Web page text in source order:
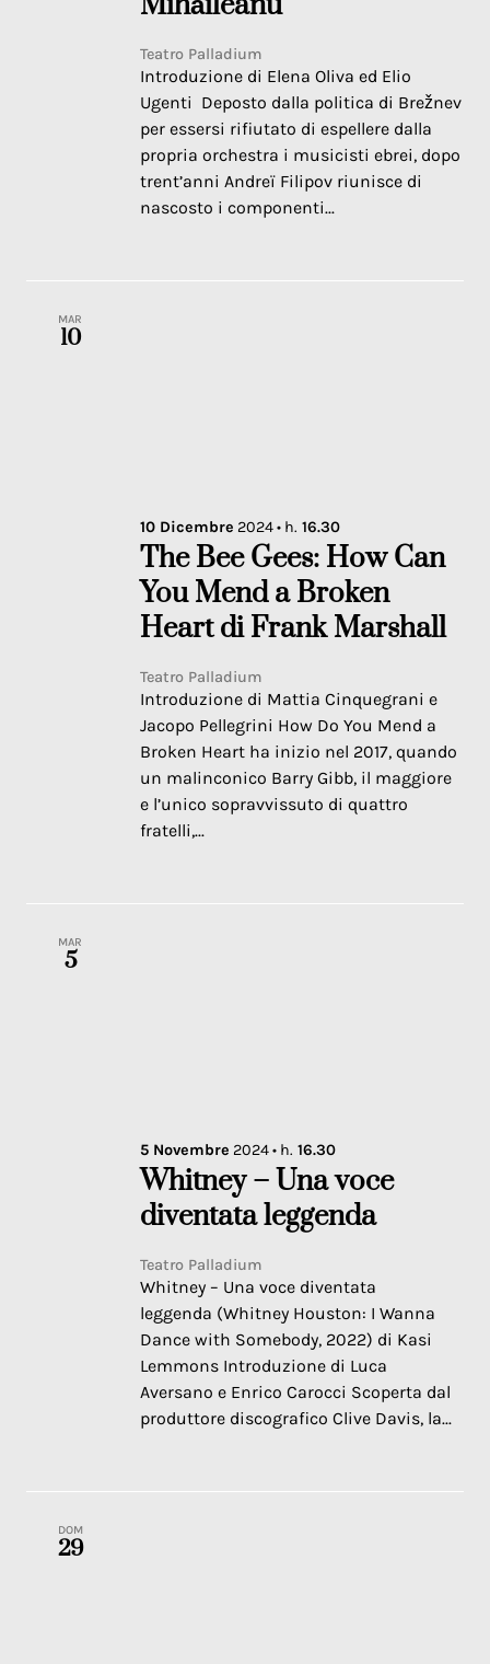
Teatro Palladium
Introduzione di Elena Oliva ed Elio
Ugenti Deposto dalla politica di Brežnev
per essersi rifiutato di espellere dalla
propria orchestra i musicisti ebrei, dopo
trent’anni Andreï Filipov riunisce di
nascosto i componenti...
MAR
10
10 Dicembre 2024• h. 16.30
The Bee Gees: How Can
You Mend a Broken
Heart di Frank Marshall
Teatro Palladium
Introduzione di Mattia Cinquegrani e
Jacopo Pellegrini How Do You Mend a
Broken Heart ha inizio nel 2017, quando
un malinconico Barry Gibb, il maggiore
e l’unico sopravvissuto di quattro
fratelli,...
MAR
5
5 Novembre 2024• h. 16.30
Whitney – Una voce
diventata leggenda
Teatro Palladium
Whitney – Una voce diventata
leggenda (Whitney Houston: I Wanna
Dance with Somebody, 2022) di Kasi
Lemmons Introduzione di Luca
Aversano e Enrico Carocci Scoperta dal
produttore discografico Clive Davis, la...
DOM
29